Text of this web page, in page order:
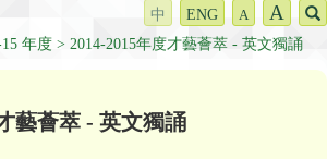
中 ENG A A
15 年度 2014-2015年度才藝薈萃 - 英文獨誦
藝薈萃 - 英文獨誦